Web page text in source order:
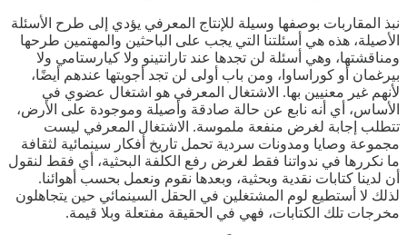
نبذ المقاربات بوصفها وسيلة للإنتاج المعرفي يؤدي إلى طرح الأسئلة
الأصيلة، هذه هي أسئلتنا التي يجب على الباحثين والمهتمين طرحها
ومناقشتها، وهي أسئلة لن تجدها عند تارانتينو ولا كيارستامي ولا
بيرغمان أو كوراساوا، ومن باب أولى لن تجد أجوبتها عندهم أيضًا،
لأنهم غير معنيين بها. الاشتغال المعرفي هو اشتغال عضوي في
الأساس، أي أنه نابع عن حالة صادقة وأصيلة وموجودة على الأرض،
تتطلب إجابة لغرض منفعة ملموسة. الاشتغال المعرفي ليست
مجموعة وصايا ومدونات سردية تحمل تاريخ أفكار سينمائية لثقافة
ما نكررها في ندواتنا فقط لغرض رفع الكلفة البحثية، أي فقط لنقول
أن لدينا كتابات نقدية وبحثية، وبعدها نقوم ونعمل بحسب أهوائنا.
لذلك لا أستطيع لوم المشتغلين في الحقل السينمائي حين يتجاهلون
مخرجات تلك الكتابات، فهي في الحقيقة مفتعلة وبلا قيمة.